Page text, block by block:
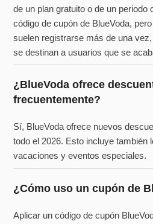
de un plan gratuito o de un periodo
código de cupón de BlueVoda,
suelen registrarse más de una
se destinan a usuarios que se
¿BlueVoda ofrece
frecuentemente?
Sí, BlueVoda ofrece nuevos
todo el 2026. Esto incluye también
vacaciones y eventos especiales.
¿Cómo uso un cupón de
Aplicar un código de cupón